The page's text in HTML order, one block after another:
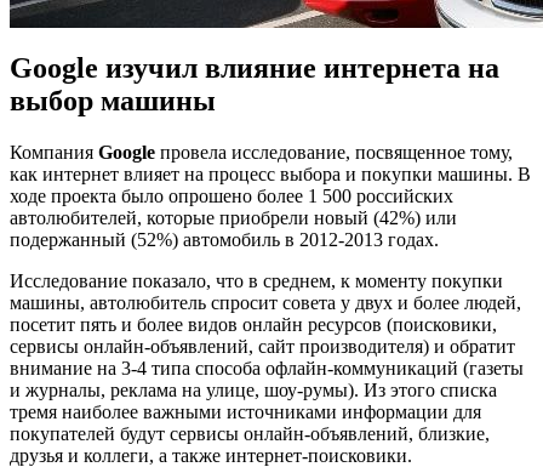
Google изучил влияние интернета на
выбор машины
Компания Google провела исследование, посвященное тому,
как интернет влияет на процесс выбора и покупки машины. В
ходе проекта было опрошено более 1 500 российских
автолюбителей, которые приобрели новый (42%) или
подержанный (52%) автомобиль в 2012-2013 годах.
Исследование показало, что в среднем, к моменту покупки
машины, автолюбитель спросит совета у двух и более людей,
посетит пять и более видов онлайн ресурсов (поисковики,
сервисы онлайн-объявлений, сайт производителя) и обратит
внимание на 3-4 типа способа офлайн-коммуникаций (газеты
и журналы, реклама на улице, шоу-румы). Из этого списка
тремя наиболее важными источниками информации для
покупателей будут сервисы онлайн-объявлений, близкие,
друзья и коллеги, а также интернет-поисковики.